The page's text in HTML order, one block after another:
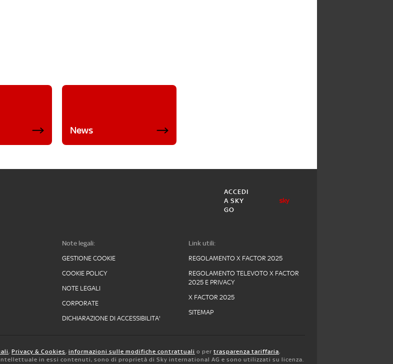
News
ACCEDI
A SKY
GO
Note legali:
GESTIONE COOKIE
COOKIE POLICY
NOTE LEGALI
CORPORATE
DICHIARAZIONE DI ACCESSIBILITA'
Link utili:
REGOLAMENTO X FACTOR 2025
REGOLAMENTO TELEVOTO X FACTOR
2025 E PRIVACY
X FACTOR 2025
SITEMAP
, Privacy & Cookies, informazioni sulle modifiche contrattuali o per trasparenza tariffaria,
in essi contenuti, sono di proprietà di Sky international AG e sono utilizzati su licenza.